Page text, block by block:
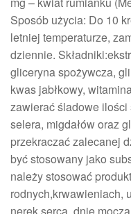
Sposób użycia: Do 10
letniej temperaturze,
dziennie.
gliceryna spożywcza,
kwas jabłkowy,
zawierać śladowe ilości
selera, migdałów oraz
przekraczać zalecanej
być stosowany jako
należy stosować
rodnych,krwawieniach,
nerek serca, dnie